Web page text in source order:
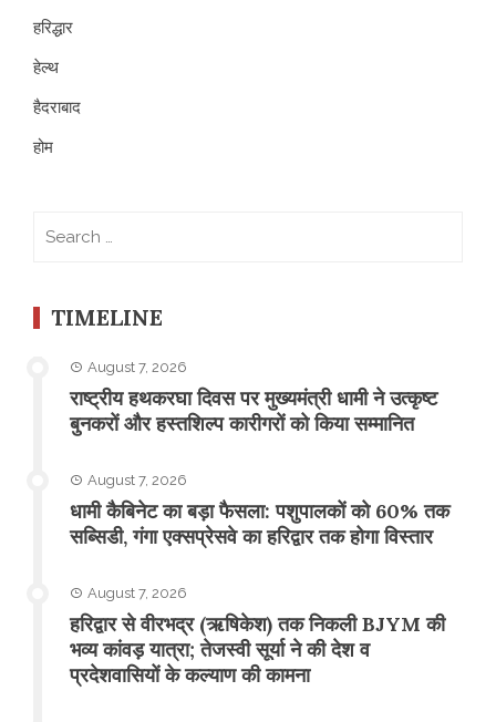
हरिद्धार
हेल्थ
हैदराबाद
होम
TIMELINE
August 7, 2026
राष्ट्रीय हथकरघा दिवस पर मुख्यमंत्री धामी ने उत्कृष्ट
बुनकरों और हस्तशिल्प कारीगरों को किया सम्मानित
August 7, 2026
​धामी कैबिनेट का बड़ा फैसला: पशुपालकों को 60% तक
सब्सिडी, गंगा एक्सप्रेसवे का हरिद्वार तक होगा विस्तार
August 7, 2026
​हरिद्वार से वीरभद्र (ऋषिकेश) तक निकली BJYM की
भव्य कांवड़ यात्रा; तेजस्वी सूर्या ने की देश व
प्रदेशवासियों के कल्याण की कामना